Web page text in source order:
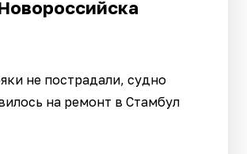
не пострадали, судно
на ремонт в Стамбул